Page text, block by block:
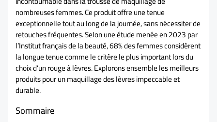
nombreuses femmes. Ce produit offre une tenue
exceptionnelle tout au long de la journée, sans nécessiter de
retouches fréquentes. Selon une étude menée en 2023 par
l’Institut français de la beauté, 68% des femmes considèrent
la longue tenue comme le critère le plus important lors du
choix d’un rouge à lèvres. Explorons ensemble les meilleurs
produits pour un maquillage des lèvres impeccable et
durable.
Sommaire